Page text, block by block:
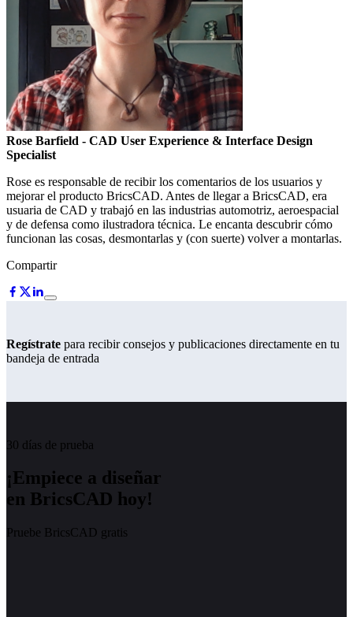
Rose Barfield - CAD User Experience & Interface Design
Specialist
Rose es responsable de recibir los comentarios de los usuarios y
mejorar el producto BricsCAD. Antes de llegar a BricsCAD, era
usuaria de CAD y trabajó en las industrias automotriz, aeroespacial
y de defensa como ilustradora técnica. Le encanta descubrir cómo
funcionan las cosas, desmontarlas y (con suerte) volver a montarlas.
Compartir
Regístrate para recibir consejos y publicaciones directamente en tu
bandeja de entrada
30 días de prueba
¡Empiece a diseñar
en BricsCAD hoy!
Pruebe BricsCAD gratis